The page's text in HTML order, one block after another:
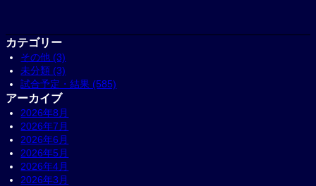
カテゴリー
その他 (3)
未分類 (3)
試合予定・結果 (585)
アーカイブ
2026年8月
2026年7月
2026年6月
2026年5月
2026年4月
2026年3月